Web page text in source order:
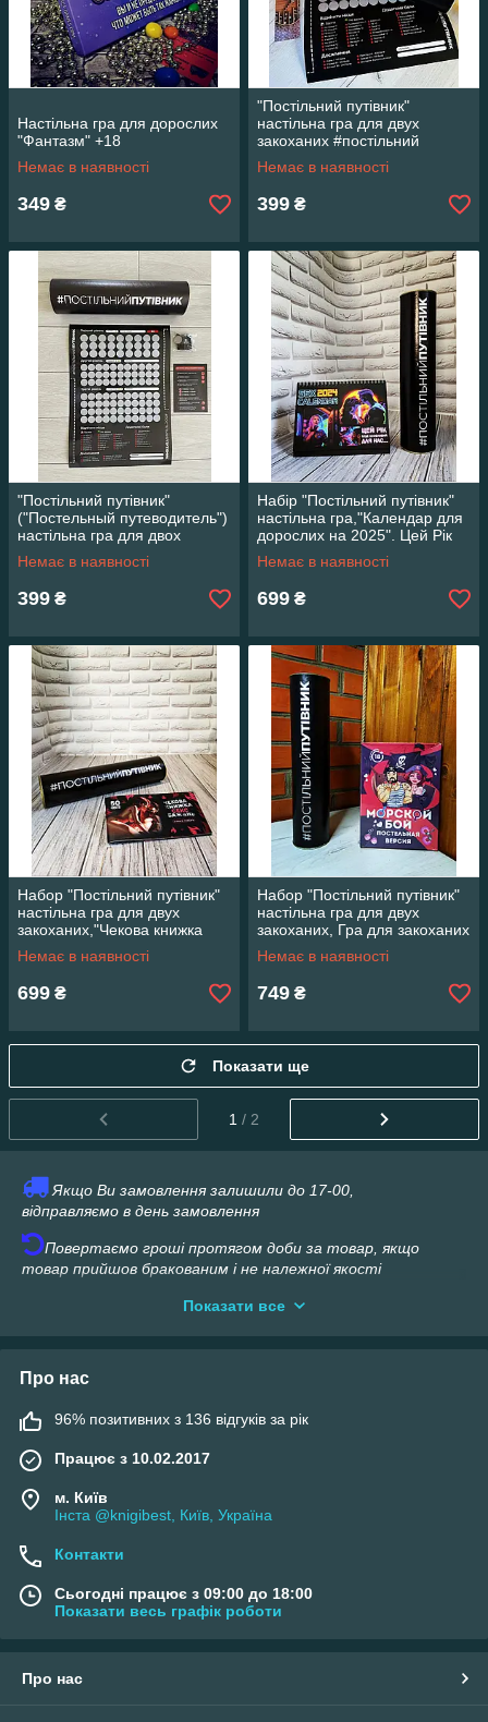
Настільна гра для дорослих
"Фантазм" +18
Немає в наявності
349 ₴
"Постільний путівник"
настільна гра для двух
закоханих #постільний
путівник
Немає в наявності
399 ₴
"Постільний путівник"
("Постельный путеводитель")
настільна гра для двох
дорослих, закоханих УКР
Немає в наявності
399 ₴
Набір "Постільний путівник"
настільна гра,"Календар для
дорослих на 2025". Цей Рік
буде особливий для нас
Немає в наявності
699 ₴
Набор "Постільний путівник"
настільна гра для двух
закоханих,"Чекова книжка
с&кс бажань" Новий Рівень
50 чеків
Немає в наявності
699 ₴
Набор "Постільний путівник"
настільна гра для двух
закоханих, Гра для закоханих
"Морський бій"
Немає в наявності
749 ₴
Показати ще
1 / 2
Якщо Ви замовлення залишили до 17-00,
відправляємо в день замовлення
Повертаємо гроші протягом доби за товар, якщо
товар прийшов бракованим і не належної якості
позиціями.
Асортимент нашого магазину буде розширюватися. НЕ
Дрібний опт від 10 одиниць.
Показати все
Про нас
96% позитивних з 136 відгуків за рік
Працює з 10.02.2017
м. Київ
Інста @knigibest, Київ, Україна
Контакти
Сьогодні працює з 09:00 до 18:00
Показати весь графік роботи
Про нас